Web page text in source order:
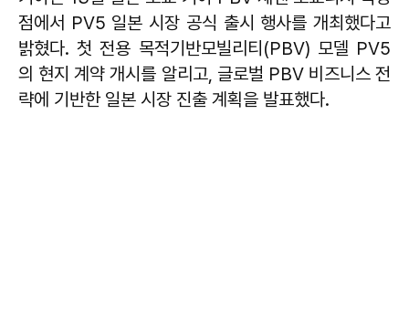
점에서 PV5 일본 시장 공식 출시 행사를 개최했다고
밝혔다. 첫 전용 목적기반모빌리티(PBV) 모델 PV5
의 현지 계약 개시를 알리고, 글로벌 PBV 비즈니스 전
략에 기반한 일본 시장 진출 계획을 발표했다.